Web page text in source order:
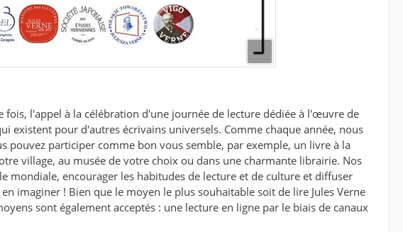
fois, l'appel à la célébration d'une journée de lecture dédiée à l'œuvre de
existent pour d'autres écrivains universels. Comme chaque année, nous
pouvez participer comme bon vous semble, par exemple, un livre à la
village, au musée de votre choix ou dans une charmante librairie. Nos
mondiale, encourager les habitudes de lecture et de culture et diffuser
imaginer ! Bien que le moyen le plus souhaitable soit de lire Jules Verne
sont également acceptés : une lecture en ligne par le biais de canaux